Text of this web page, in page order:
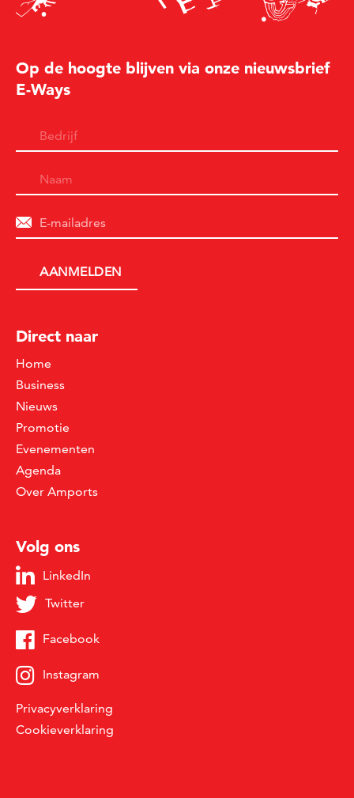
Op de hoogte blijven via onze nieuwsbrief
E-Ways
Direct naar
Home
Business
Nieuws
Promotie
Evenementen
Agenda
Over Amports
Volg ons
LinkedIn
Twitter
Facebook
Instagram
Privacyverklaring
Cookieverklaring